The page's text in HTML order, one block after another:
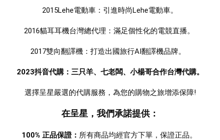
2015Lehe電動車：引進時尚Lehe電動車。
2016貓耳耳機台灣總代理：滿足個性化的電競直播。
2017雙向翻譯機：打造出國旅行AI翻譯機品牌。
2023抖音代購：三只羊、七老闆、小楊哥合作台灣代購。
選擇呈星嚴選的代購服務，為您的購物之旅增添保障!
在呈星，我們承諾提供：
100% 正品保證： 所有商品均經官方下單，保證正品。